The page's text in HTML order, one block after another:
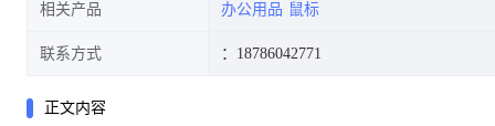
相关产品 办公用品 鼠标
联系方式 ：18786042771
正文内容